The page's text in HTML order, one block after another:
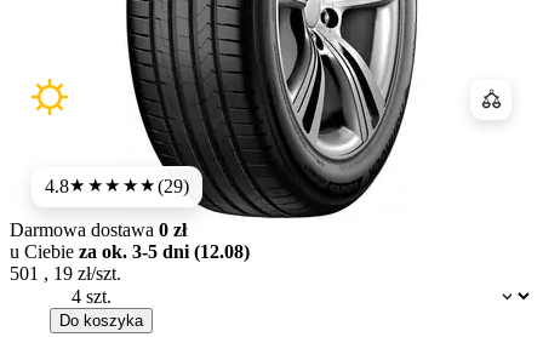
4.8★★★★★(29)
Dostępność:
Darmowa dostawa 0 zł
u Ciebie za ok. 3-5 dni (12.08)
501 , 19 zł/szt.
Do koszyka